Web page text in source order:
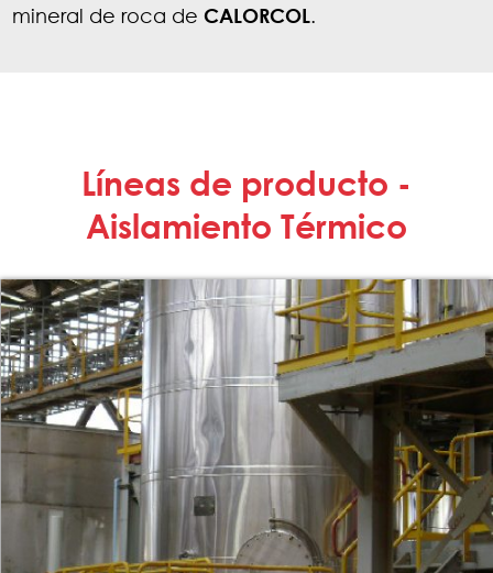
mineral de roca de CALORCOL.
Líneas de producto -
Aislamiento Térmico